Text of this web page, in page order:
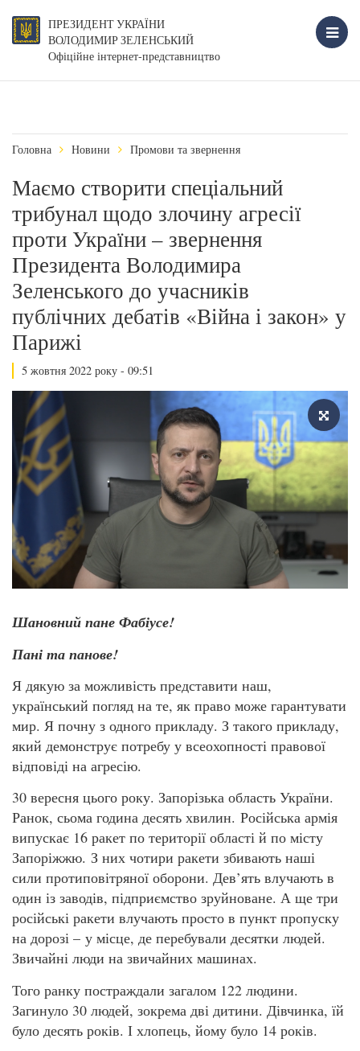
ПРЕЗИДЕНТ УКРАЇНИ
ВОЛОДИМИР ЗЕЛЕНСЬКИЙ
Офіційне інтернет-представництво
Головна Новини Промови та звернення
Маємо створити спеціальний
трибунал щодо злочину агресії
проти України – звернення
Президента Володимира
Зеленського до учасників
публічних дебатів «Війна і закон» у
Парижі
5 жовтня 2022 року - 09:51
Шановний пане Фабіусе!
Пані та панове!
Я дякую за можливість представити наш,
український погляд на те, як право може гарантувати
мир. Я почну з одного прикладу. З такого прикладу,
який демонструє потребу у всеохопності правової
відповіді на агресію.
30 вересня цього року. Запорізька область України.
Ранок, сьома година десять хвилин. Російська армія
випускає 16 ракет по території області й по місту
Запоріжжю. З них чотири ракети збивають наші
сили протиповітряної оборони. Дев’ять влучають в
один із заводів, підприємство зруйноване. А ще три
російські ракети влучають просто в пункт пропуску
на дорозі – у місце, де перебували десятки людей.
Звичайні люди на звичайних машинах.
Того ранку постраждали загалом 122 людини.
Загинуло 30 людей, зокрема дві дитини. Дівчинка, їй
було десять років. І хлопець, йому було 14 років.